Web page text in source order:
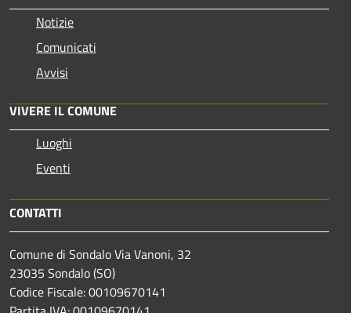
Notizie
Comunicati
Avvisi
VIVERE IL COMUNE
Luoghi
Eventi
CONTATTI
Comune di Sondalo Via Vanoni, 32
23035 Sondalo (SO)
Codice Fiscale: 00109670141